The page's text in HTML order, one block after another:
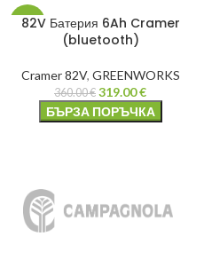
-11%
82V Батерия 6Ah Cramer
(bluetooth)
Cramer 82V, GREENWORKS
360.00€ 319.00€
БЪРЗА ПОРЪЧКА